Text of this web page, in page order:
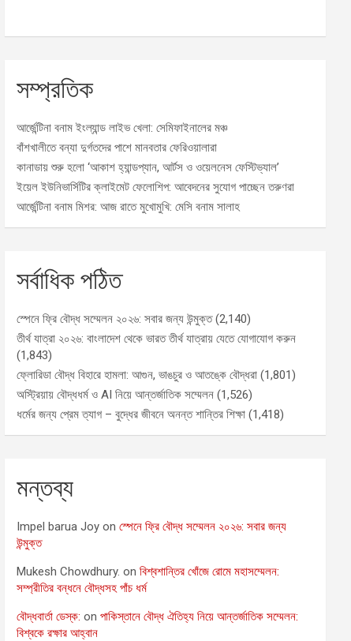
সম্প্রতিক
আর্জেন্টিনা বনাম ইংল্যান্ড লাইভ খেলা: সেমিফাইনালের মঞ্চ
বাঁশখালীতে বন্যা দুর্গতদের পাশে মানবতার ফেরিওয়ালারা
কানাডায় শুরু হলো ‘আকাশ হ্যান্ডপ্যান, আর্টস ও ওয়েলনেস ফেস্টিভ্যাল’
ইয়েল ইউনিভার্সিটির ক্লাইমেট ফেলোশিপ: আবেদনের সুযোগ পাচ্ছেন তরুণরা
আর্জেন্টিনা বনাম মিশর: আজ রাতে মুখোমুখি: মেসি বনাম সালাহ
সর্বাধিক পঠিত
স্পেনে ফ্রি বৌদ্ধ সম্মেলন ২০২৬: সবার জন্য উন্মুক্ত (2,140)
তীর্থ যাত্রা ২০২৬: বাংলাদেশ থেকে ভারত তীর্থ যাত্রায় যেতে যোগাযোগ করুন
(1,843)
ফ্লোরিডা বৌদ্ধ বিহারে হামলা: আগুন, ভাঙচুর ও আতঙ্কে বৌদ্ধরা (1,801)
অস্ট্রিয়ায় বৌদ্ধধর্ম ও AI নিয়ে আন্তর্জাতিক সম্মেলন (1,526)
ধর্মের জন্য প্রেম ত্যাগ – বুদ্ধের জীবনে অনন্ত শান্তির শিক্ষা (1,418)
মন্তব্য
Impel barua Joy onস্পেনে ফ্রি বৌদ্ধ সম্মেলন ২০২৬: সবার জন্য
উন্মুক্ত
Mukesh Chowdhury. onবিশ্বশান্তির খোঁজে রোমে মহাসম্মেলন:
সম্প্রীতির বন্ধনে বৌদ্ধসহ পাঁচ ধর্ম
বৌদ্ধবার্তা ডেস্ক: onপাকিস্তানে বৌদ্ধ ঐতিহ্য নিয়ে আন্তর্জাতিক সম্মেলন:
বিশ্বকে রক্ষার আহ্বান